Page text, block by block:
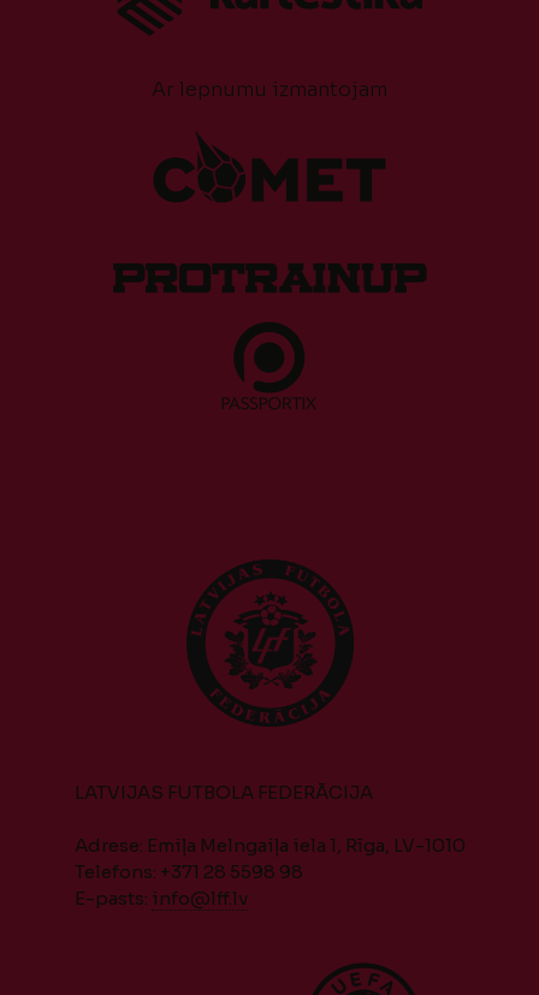
Ar lepnumu izmantojam
LATVIJAS FUTBOLA FEDERĀCIJA
Adrese: Emiļa Melngaiļa iela 1, Rīga, LV-1010
Telefons: +371 28 5598 98
E-pasts: info@lff.lv